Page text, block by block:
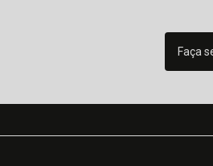
Faça